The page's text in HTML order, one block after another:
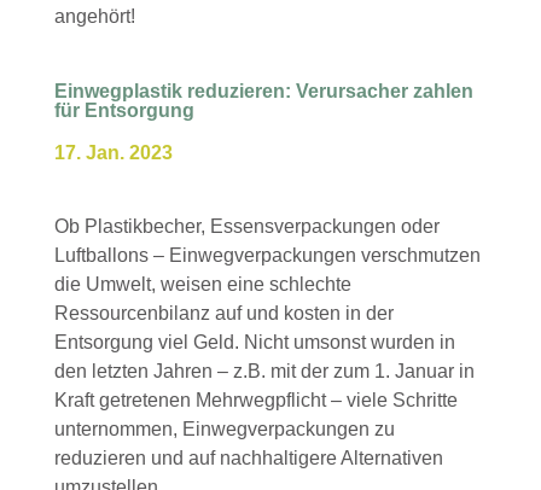
angehört!
Einwegplastik reduzieren: Verursacher zahlen
für Entsorgung
17. Jan. 2023
Ob Plastikbecher, Essensverpackungen oder
Luftballons – Einwegverpackungen verschmutzen
die Umwelt, weisen eine schlechte
Ressourcenbilanz auf und kosten in der
Entsorgung viel Geld. Nicht umsonst wurden in
den letzten Jahren – z.B. mit der zum 1. Januar in
Kraft getretenen Mehrwegpflicht – viele Schritte
unternommen, Einwegverpackungen zu
reduzieren und auf nachhaltigere Alternativen